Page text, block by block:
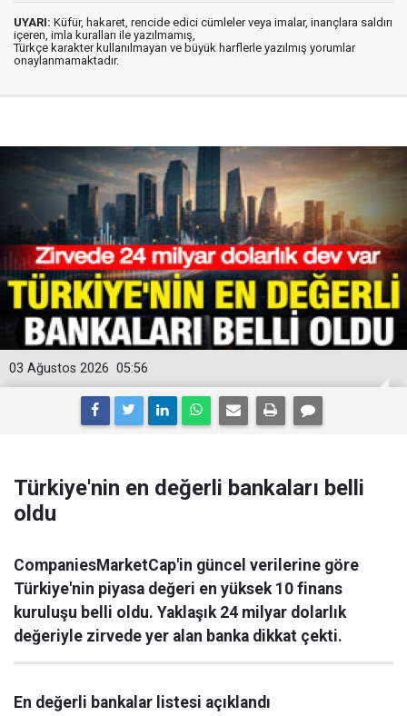
UYARI: Küfür, hakaret, rencide edici cümleler veya imalar, inançlara saldırı
içeren, imla kuralları ile yazılmamış,
Türkçe karakter kullanılmayan ve büyük harflerle yazılmış yorumlar
onaylanmamaktadır.
05:56
03 Ağustos 2026
Türkiye'nin en değerli bankaları belli
oldu
CompaniesMarketCap'in güncel verilerine göre
Türkiye'nin piyasa değeri en yüksek 10 finans
kuruluşu belli oldu. Yaklaşık 24 milyar dolarlık
değeriyle zirvede yer alan banka dikkat çekti.
En değerli bankalar listesi açıklandı